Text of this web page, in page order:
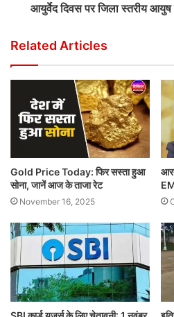
आयुर्वेद दिवस पर जिला स्तरीय
Related Articles
Gold Price Today: फिर सस्ता हुआ
सोना, जानें आज के ताजा रेट
November 16, 2025